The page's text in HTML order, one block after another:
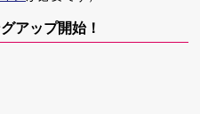
アップ開始！